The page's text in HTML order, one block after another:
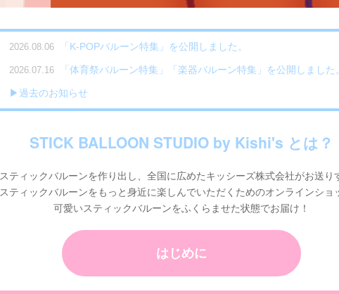
2026.08.06 「 K-POPバルーン特集 」を公開しました。
2026.07.16 「 体育祭バルーン特集 」「 楽器バルーン特集 」を公開しました
▶︎過去のお知らせ
STICK BALLOON STUDIO by Kishi's とは？
スティックバルーンを作り出し、全国に広めたキッシーズ株式会社がお送り
スティックバルーンをもっと身近に楽しんでいただくためのオンラインショ
可愛いスティックバルーンをふくらませた状態でお届け！
はじめに